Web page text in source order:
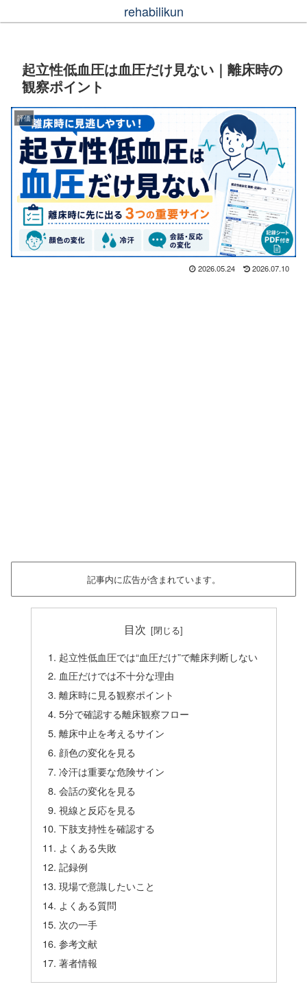
rehabilikun
起立性低血圧は血圧だけ見ない｜離床時の
観察ポイント
評価
2026.05.24 2026.07.10
記事内に広告が含まれています。
目次
起立性低血圧では“血圧だけ”で離床判断しない
血圧だけでは不十分な理由
離床時に見る観察ポイント
5分で確認する離床観察フロー
離床中止を考えるサイン
顔色の変化を見る
冷汗は重要な危険サイン
会話の変化を見る
視線と反応を見る
下肢支持性を確認する
よくある失敗
記録例
現場で意識したいこと
よくある質問
次の一手
参考文献
著者情報